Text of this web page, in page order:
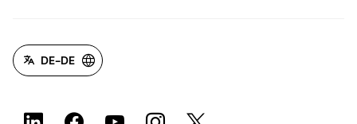
DE-DE